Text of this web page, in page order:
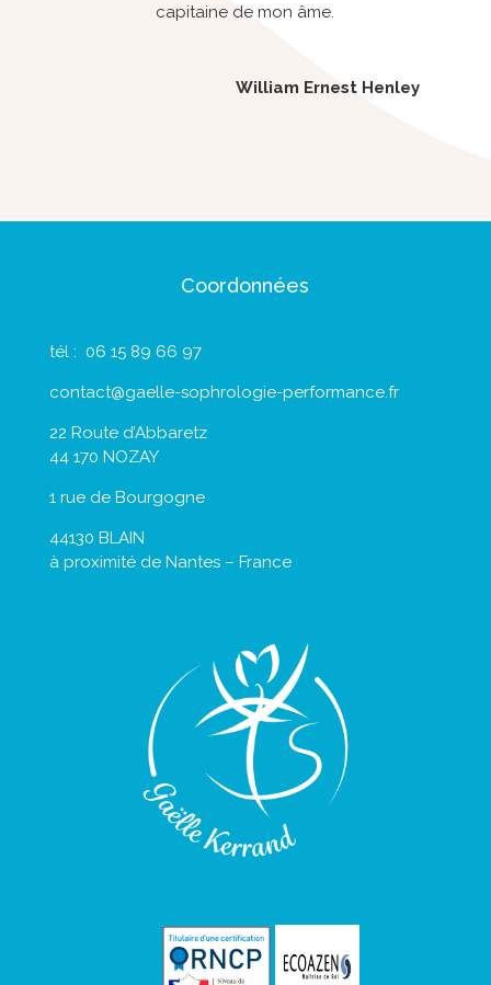
capitaine de mon âme.
William Ernest Henley
Coordonnées
tél : 06 15 89 66 97
contact@gaelle-sophrologie-performance.fr
22 Route d’Abbaretz
44 170 NOZAY
1 rue de Bourgogne
44130 BLAIN
à proximité de Nantes – France